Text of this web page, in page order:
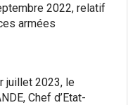
2022, relatif
armées
juillet 2023, le
Chef d’Etat-